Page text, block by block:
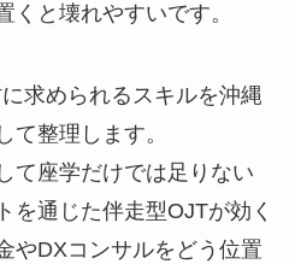
くと壊れやすいです。
求められるスキルを沖縄
て整理します。
て座学だけでは足りない
を通じた伴走型OJTが効く
やDXコンサルをどう位置